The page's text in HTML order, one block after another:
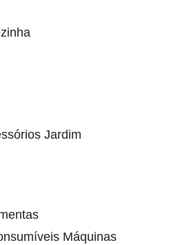
Jardim
Máquinas